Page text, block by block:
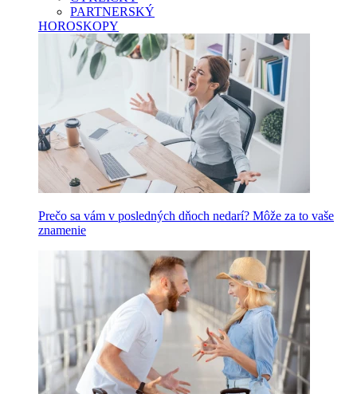
PARTNERSKÝ
HOROSKOPY
Prečo sa vám v posledných dňoch nedarí? Môže za to vaše
znamenie